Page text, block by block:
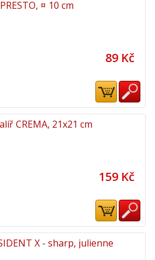
¤ 10 cm
89 Kč
CREMA, 21x21 cm
159 Kč
X - sharp, julienne